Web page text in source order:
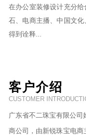
在办公室装修设计充分
石、电商主播、中国文
得到诠释...
客户介绍
CUSTOMER
广东省不二珠宝有限公
商公司，由新锐珠宝电